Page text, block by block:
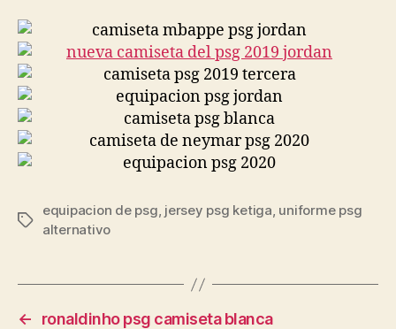
Etiquetas
equipacion de psg, jersey psg ketiga, uniforme psg
alternativo
←
ronaldinho psg camiseta blanca